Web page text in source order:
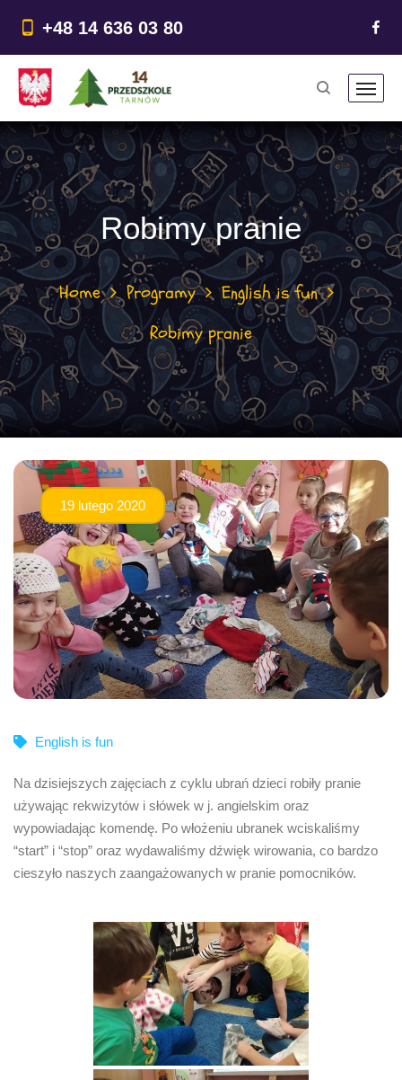
treści
+48 14 636 03 80
Robimy pranie
Home Programy
English is fun
Robimy pranie
19 lutego 2020
English is fun
Na dzisiejszych zajęciach z cyklu ubrań dzieci robiły pranie
używając rekwizytów i słówek w j. angielskim oraz
wypowiadając komendę. Po włożeniu ubranek wciskaliśmy
“start” i “stop” oraz wydawaliśmy dźwięk wirowania, co bardzo
cieszyło naszych zaangażowanych w pranie pomocników.